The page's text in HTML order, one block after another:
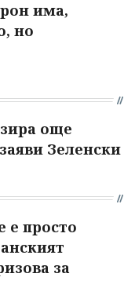
има,
но
още
Зеленски
е просто
за